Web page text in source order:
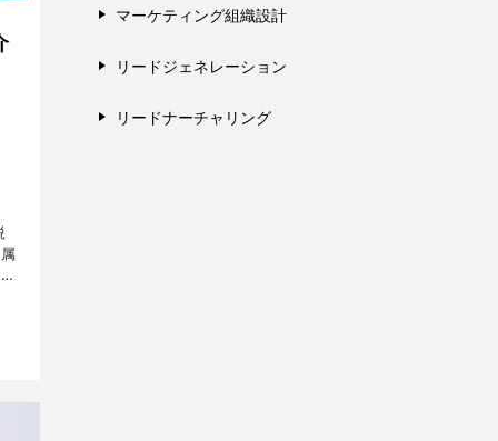
マーケティング組織設計
リードジェネレーション
リードナーチャリング